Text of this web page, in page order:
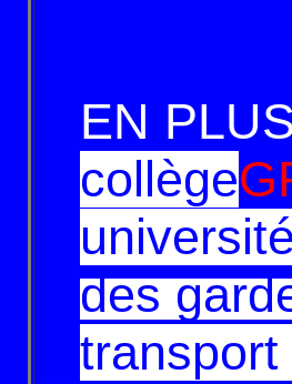
EN PLUS
collège
université
des
transport